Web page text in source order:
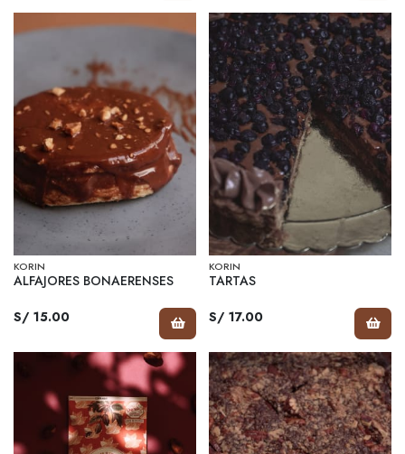
KORIN
ALFAJORES BONAERENSES
S/ 15.00
KORIN
TARTAS
S/ 17.00